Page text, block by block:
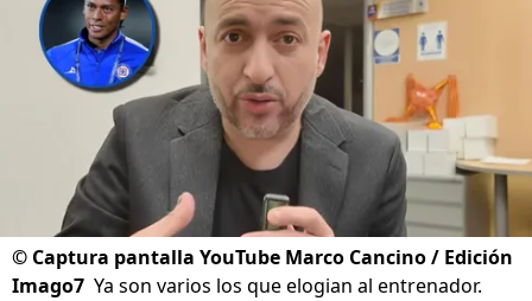
© Captura pantalla YouTube Marco Cancino / Edición
Imago7 Ya son varios los que elogian al entrenador.